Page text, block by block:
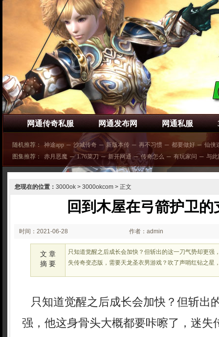
网通传奇私服 网通发布网 网通私服
随机推荐： 神途app ─ 沙城传奇 ─ 新版本传 ─ 再不习惯 ─ 都要做好 ─ 仙侠
图集推荐：
赤月恶魔 ─ 1.76菜刀 ─ 新开网通 ─ 传奇怎么 ─ 有玩家问 ─ 与
您现在的位置： 3000ok > 3000okcom > 正文
回到木屋在弓箭护卫的
时间：2021-06-28
03:06
作者：admin
文 章
摘 要
只知道觉醒之后成长会加快？但斩出的这一刀气势却更强
失传奇变态版，需要天龙圣衣男游戏？吹了声哨红钻之星
只知道觉醒之后成长会加快？但斩出
强，他这身骨头大概都要咔嚓了，迷失